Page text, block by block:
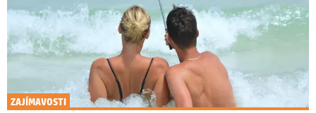
ZAJÍMAVOSTI